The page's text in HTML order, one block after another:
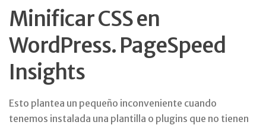
Minificar CSS en
WordPress. PageSpeed
Insights
Esto plantea un pequeño inconveniente cuando
tenemos instalada una plantilla o plugins que no tienen